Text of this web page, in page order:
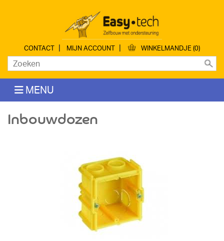
CONTACT | MIJN ACCOUNT | WINKELMANDJE (0)
MENU
Inbouwdozen